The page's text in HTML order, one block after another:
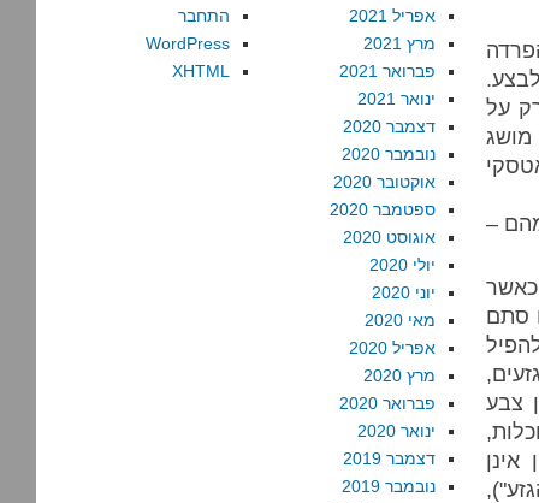
על
מושג
–
סתם
צבע
אפריל 2021
מרץ 2021
פברואר 2021
ינואר 2021
דצמבר 2020
נובמבר 2020
אוקטובר 2020
ספטמבר 2020
אוגוסט 2020
יולי 2020
יוני 2020
מאי 2020
אפריל 2020
מרץ 2020
פברואר 2020
ינואר 2020
דצמבר 2019
נובמבר 2019
התחבר
WordPress
XHTML